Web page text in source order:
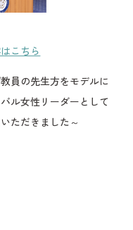
こちら
員の先生方をモデルに
ル女性リーダーとして
ただきました～